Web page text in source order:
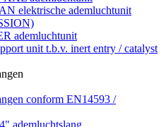
elektrische ademluchtunit
ademluchtunit
unit t.b.v. inert entry / catalyst
conform EN14593 /
ademluchtslang